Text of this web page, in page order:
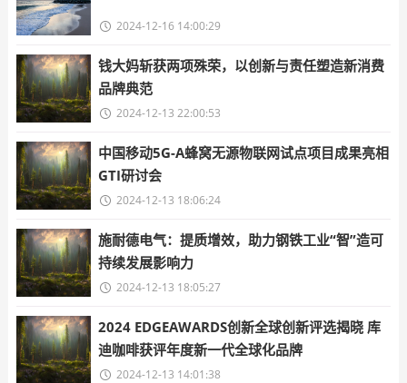
2024-12-16 14:00:29
钱大妈斩获两项殊荣，以创新与责任塑造新消费
品牌典范
2024-12-13 22:00:53
中国移动5G-A蜂窝无源物联网试点项目成果亮相
GTI研讨会
2024-12-13 18:06:24
施耐德电气：提质增效，助力钢铁工业“智”造可
持续发展影响力
2024-12-13 18:05:27
2024 EDGEAWARDS创新全球创新评选揭晓 库
迪咖啡获评年度新一代全球化品牌
2024-12-13 14:01:38